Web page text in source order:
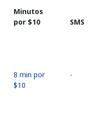
Minutos
por ⁦$10⁩
SMS
8 min por
⁦$10⁩
-